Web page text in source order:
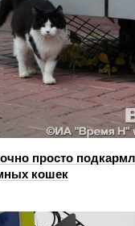
просто
кошек